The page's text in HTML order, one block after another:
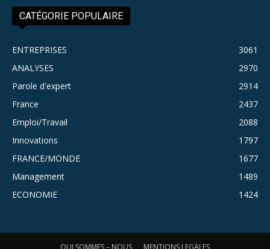
CATÉGORIE POPULAIRE
ENTREPRISES
3061
ANALYSES
2970
Parole d'expert
2914
France
2437
Emploi/Travail
2088
Innovations
1797
FRANCE/MONDE
1677
Management
1489
ECONOMIE
1424